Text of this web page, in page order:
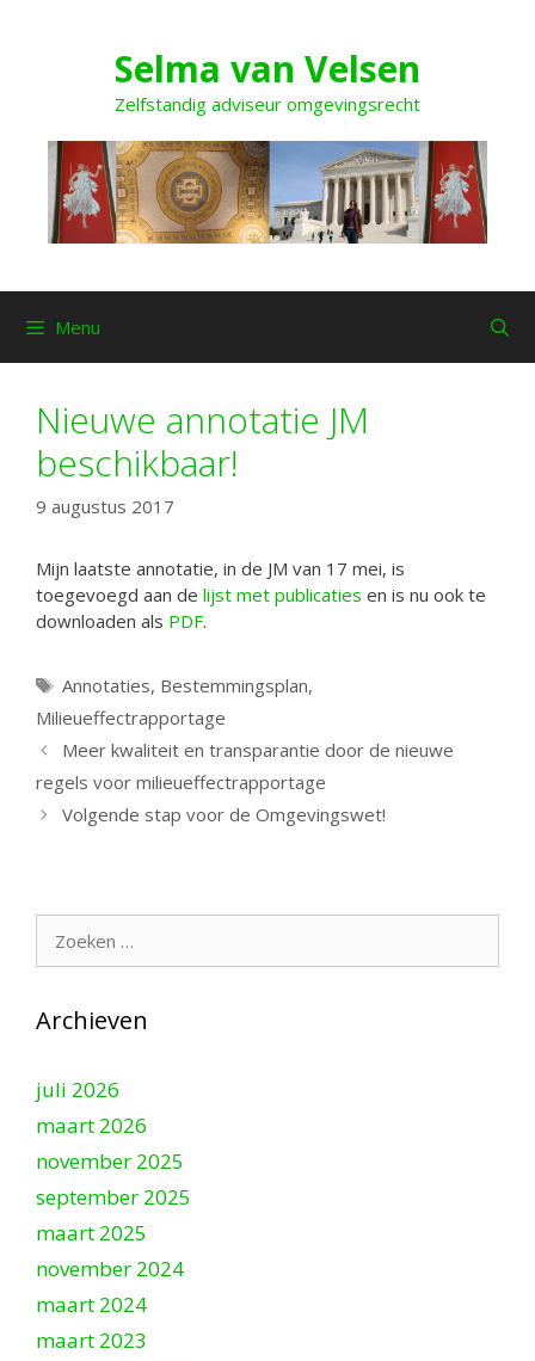
Selma van Velsen
Zelfstandig adviseur omgevingsrecht
Menu
Nieuwe annotatie JM
beschikbaar!
9 augustus 2017
Mijn laatste annotatie, in de JM van 17 mei, is
toegevoegd aan de lijst met publicaties en is nu ook te
downloaden als PDF.
Tags
Annotaties, Bestemmingsplan,
Milieueffectrapportage
Meer kwaliteit en transparantie door de nieuwe
regels voor milieueffectrapportage
Volgende stap voor de Omgevingswet!
Archieven
juli 2026
maart 2026
november 2025
september 2025
maart 2025
november 2024
maart 2024
maart 2023